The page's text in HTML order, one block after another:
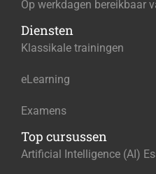
Op werkdagen bereikbaar
Diensten
Klassikale trainingen
eLearning
Examens
Top cursussen
Artificial Intelligence (AI)